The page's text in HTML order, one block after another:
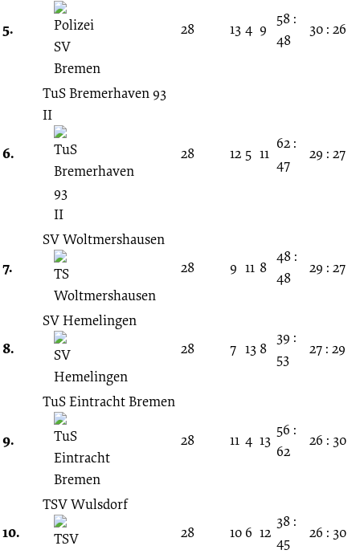
5. 28 13 4 9
58 :
48
30 : 26
6.
TuS Bremerhaven 93
II
28 12 5 11
62 :
47
29 : 27
7.
SV Woltmershausen
28
9 11 8
48 :
48
29 : 27
8.
SV Hemelingen
28
7 13 8
39 :
53
27 : 29
9.
TuS Eintracht Bremen
28 11 4 13
56 :
62
26 : 30
10.
TSV Wulsdorf
28
10 6 12
38 :
45
26 : 30